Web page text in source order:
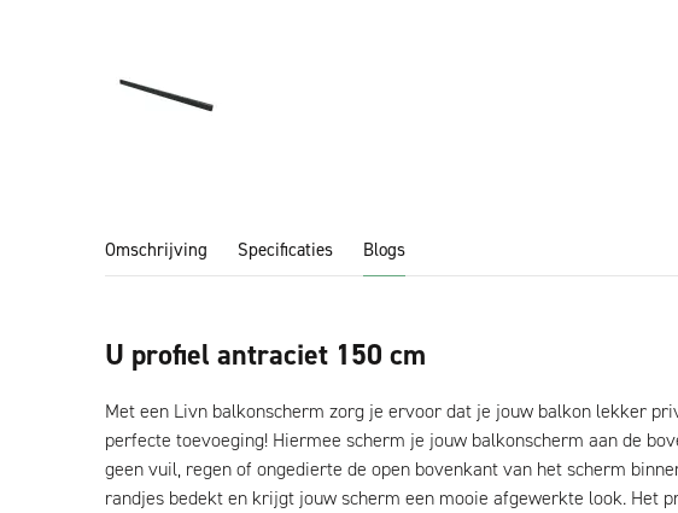
Omschrijving Specificaties Blogs
U profiel antraciet 150 cm
Met een Livn balkonscherm zorg je ervoor dat je jouw balkon lekker
perfecte toevoeging! Hiermee scherm je jouw balkonscherm aan de
geen vuil, regen of ongedierte de open bovenkant van het scherm
randjes bedekt en krijgt jouw scherm een mooie afgewerkte look. Het